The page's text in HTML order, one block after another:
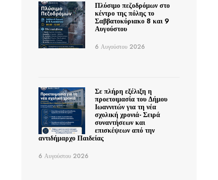
Πλύσιμο πεζοδρόμων στο
κέντρο της πόλης το
Σαββατοκύριακο 8 και 9
Αυγούστου
6 Αυγούστου 2026
Σε πλήρη εξέλιξη η
προετοιμασία του Δήμου
Ιωαννιτών για τη νέα
σχολική χρονιά- Σειρά
συναντήσεων και
επισκέψεων από την
αντιδήμαρχο Παιδείας
6 Αυγούστου 2026